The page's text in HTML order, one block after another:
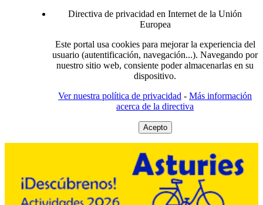
Directiva de privacidad en Internet de la Unión
Europea
Este portal usa cookies para mejorar la experiencia del
usuario (autentificación, navegación...). Navegando por
nuestro sitio web, consiente poder almacenarlas en su
dispositivo.
Ver nuestra política de privacidad - Más información
acerca de la directiva
Acepto